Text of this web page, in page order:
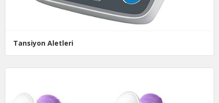
Tansiyon Aletleri